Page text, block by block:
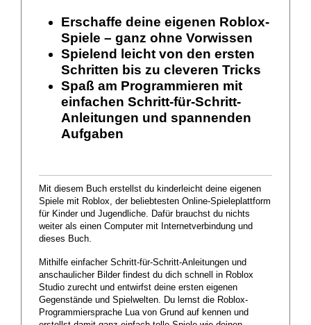
Erschaffe deine eigenen Roblox-
Spiele – ganz ohne Vorwissen
Spielend leicht von den ersten
Schritten bis zu cleveren Tricks
Spaß am Programmieren mit
einfachen Schritt-für-Schritt-
Anleitungen und spannenden
Aufgaben
Mit diesem Buch erstellst du kinderleicht deine eigenen
Spiele mit Roblox, der beliebtesten Online-Spieleplattform
für Kinder und Jugendliche. Dafür brauchst du nichts
weiter als einen Computer mit Internetverbindung und
dieses Buch.
Mithilfe einfacher Schritt-für-Schritt-Anleitungen und
anschaulicher Bilder findest du dich schnell in Roblox
Studio zurecht und entwirfst deine ersten eigenen
Gegenstände und Spielwelten. Du lernst die Roblox-
Programmiersprache Lua von Grund auf kennen und